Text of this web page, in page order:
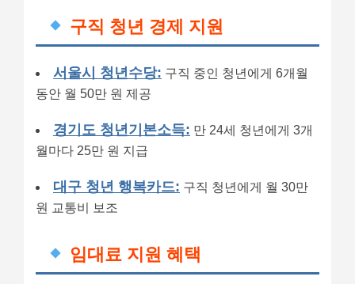
구직 청년 경제 지원
서울시 청년수당: 구직 중인 청년에게 6개월
동안 월 50만 원 제공
경기도 청년기본소득: 만 24세 청년에게 3개
월마다 25만 원 지급
대구 청년 행복카드: 구직 청년에게 월 30만
원 교통비 보조
임대료 지원 혜택